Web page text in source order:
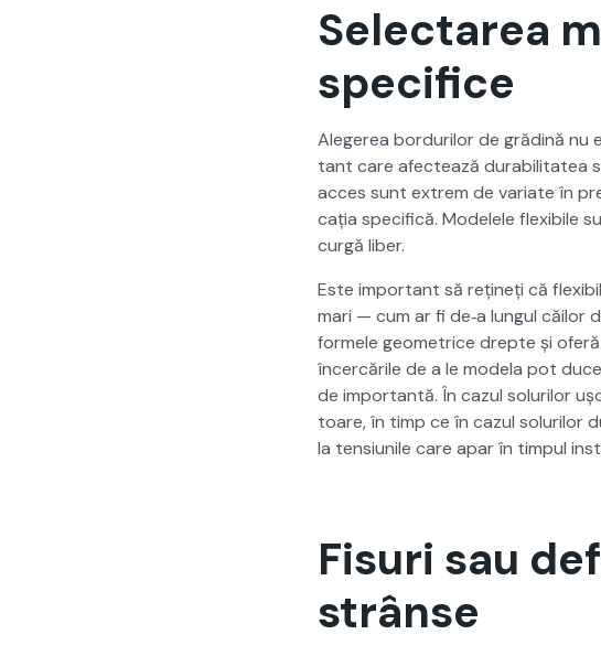
Selectarea
specifice
Alegerea bor­durilor de grăd­ină
tant care afectează dura­bil­i­tatea
acces sunt extrem de vari­ate în
cația speci­fică. Mod­elele flex­i­bile
curgă liber.
Este impor­tant să rețineți că
mari — cum ar fi de‑a lun­gul căilor
formele geo­met­rice drepte și
încer­cările de a le mod­ela pot
de impor­tan­tă. În cazul solurilor
toare, în timp ce în cazul solurilor
la ten­si­u­nile care apar în tim­pul
Fisuri sau
strânse